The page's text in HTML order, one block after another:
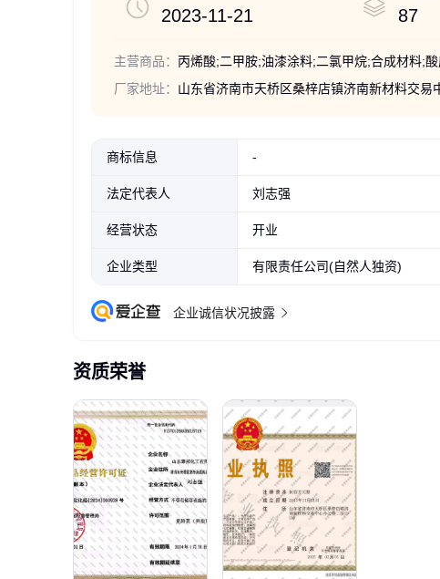
主开展经营活动）许可项目：危险化学品经营。（依法须经
门批准文件或许可证件为准）
2023-11-21 87
主营商品：
厂家地址： 山东省济南市天桥区桑梓店镇济南新材料交易
商标信息 -
法定代表人 刘志强
经营状态 开业
企业类型 有限责任公司(自然人独资)
企业诚信状况披露
资质荣誉